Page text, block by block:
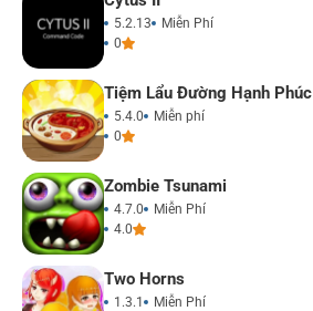
5.2.13
Miễn Phí
0
Tiệm Lẩu Đường Hạnh Phúc
5.4.0
Miễn phí
0
Zombie Tsunami
4.7.0
Miễn Phí
4.0
Two Horns
1.3.1
Miễn Phí